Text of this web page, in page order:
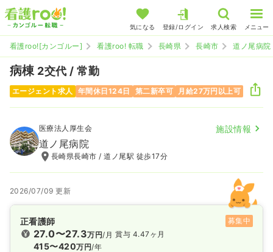
気になる 登録/ログイン 求人検索 メニュー
看護roo![カンゴルー] 看護roo! 転職 長崎県 長崎市 道ノ尾病院
病棟 2交代 / 常勤
エージェント求人 年間休日124日 第二新卒可 月給27万円以上可
医療法人厚生会 施設情報
道ノ尾病院
長崎県長崎市 / 道ノ尾駅 徒歩17分
2026/07/09 更新
正看護師 募集中
27.0〜27.3万円/月
415〜420万円/年
賞与 4.47ヶ月